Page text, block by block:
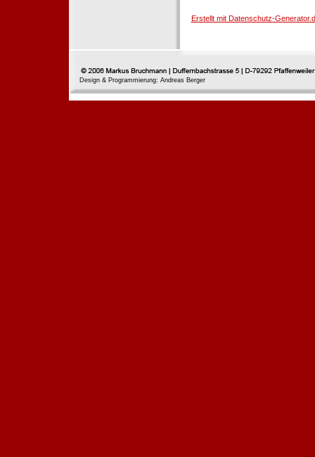
Erstellt mit Datenschutz-
Design & Programmierung: Andreas Berger